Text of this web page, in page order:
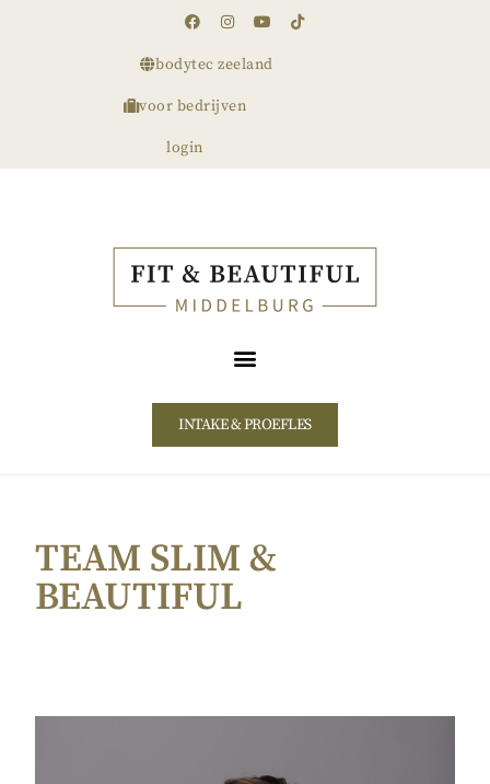
bodytec zeeland
voor bedrijven
login
INTAKE & PROEFLES
TEAM SLIM &
BEAUTIFUL